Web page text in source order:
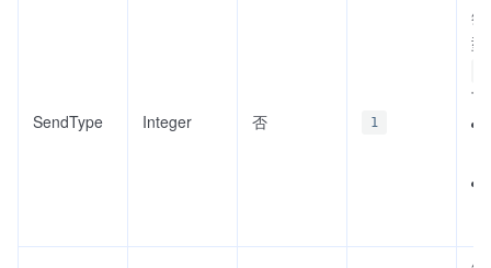
SendType Integer 否 1
签
型
下